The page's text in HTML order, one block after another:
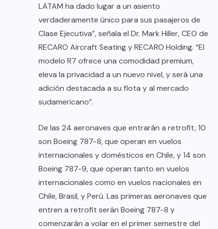
LATAM ha dado lugar a un asiento
verdaderamente único para sus pasajeros de
Clase Ejecutiva”, señala el Dr. Mark Hiller, CEO de
RECARO Aircraft Seating y RECARO Holding. “El
modelo R7 ofrece una comodidad premium,
eleva la privacidad a un nuevo nivel, y será una
adición destacada a su flota y al mercado
sudamericano”.
De las 24 aeronaves que entrarán a retrofit, 10
son Boeing 787-8, que operan en vuelos
internacionales y domésticos en Chile, y 14 son
Boeing 787-9, que operan tanto en vuelos
internacionales como en vuelos nacionales en
Chile, Brasil, y Perú. Las primeras aeronaves que
entren a retrofit serán Boeing 787-8 y
comenzarán a volar en el primer semestre del